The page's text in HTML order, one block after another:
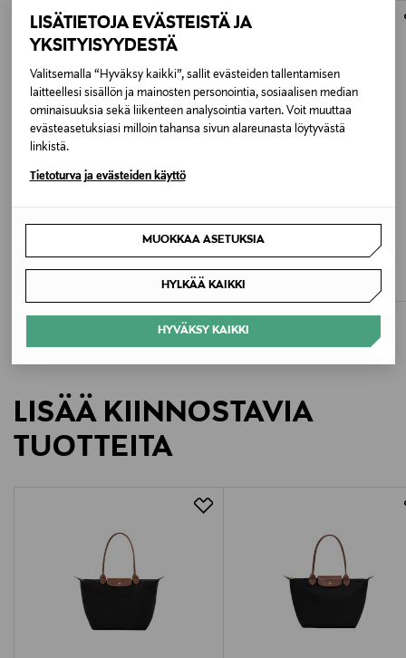
LISÄTIETOJA EVÄSTEISTÄ JA
YKSITYISYYDESTÄ
Valitsemalla “Hyväksy kaikki”, sallit evästeiden tallentamisen
laitteellesi sisällön ja mainosten personointia, sosiaalisen median
ominaisuuksia sekä liikenteen analysointia varten. Voit muuttaa
evästeasetuksiasi milloin tahansa sivun alareunasta löytyvästä
linkistä.
Tietoturva ja evästeiden käyttö
MUOKKAA ASETUKSIA
HYLKÄÄ KAIKKI
HYVÄKSY KAIKKI
Nylon 100% Polyamide Trimmed with Cowhide
Hoito-ohjeet
Puhdista pehmeällä, kostealla liinalla. Vältä
voimakkaita kemikaaleja. Säilytä kuivassa paikassa. Ei
vesipesua.
510 OLIVE
Koko
ONE
Valmistusmaa
Valmistajan tuotenumero
34175089
Valmistajan osoite
43 rue Vineuse 75116 Paris, France
osoitteeseen.
Original Price
95,00 €
LONGCHAMP
Original Price
95,00 €
LISÄÄ KIINNOSTAVIA
TUOTTEITA